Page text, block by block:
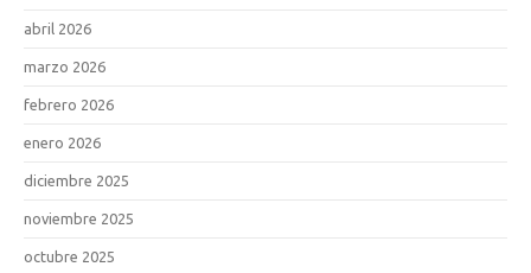
abril 2026
marzo 2026
febrero 2026
enero 2026
diciembre 2025
noviembre 2025
octubre 2025